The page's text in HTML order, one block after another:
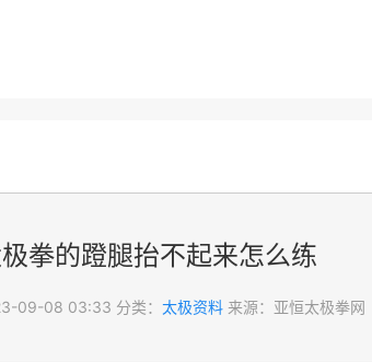
拳的蹬腿抬不起来怎么练
09-08 03:33 分类： 太极资料 来源：亚恒太极拳网